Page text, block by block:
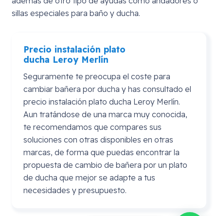
sillas especiales para baño y ducha.
Precio instalación plato
ducha Leroy Merlín
Seguramente te preocupa el coste para
cambiar bañera por ducha y has consultado el
precio instalación plato ducha Leroy Merlín.
Aun tratándose de una marca muy conocida,
te recomendamos que compares sus
soluciones con otras disponibles en otras
marcas, de forma que puedas encontrar la
propuesta de cambio de bañera por un plato
de ducha que mejor se adapte a tus
necesidades y presupuesto.